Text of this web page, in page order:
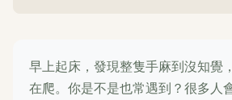
早上起床，發現整隻手麻到沒知覺
在爬。你是不是也常遇到？很多人